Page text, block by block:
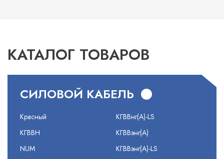
КАТАЛОГ ТОВАРОВ
СИЛОВОЙ КАБЕЛЬ
Красный
КГВВН
NUM
КГВВнг(А)-LS
КГВВэнг(А)
КГВВэнг(А)-LS